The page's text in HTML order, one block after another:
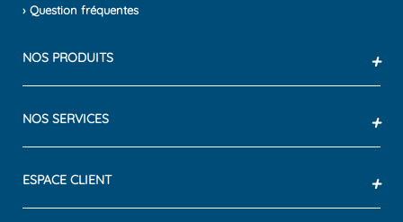
› Question fréquentes
NOS PRODUITS +
NOS SERVICES +
ESPACE CLIENT +